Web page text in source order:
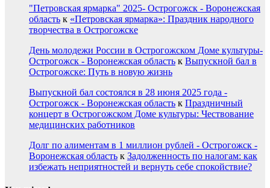
"Петровская ярмарка" 2025- Острогожск - Воронежская
область к «Петровская ярмарка»: Праздник народного
творчества в Острогожске
День молодежи России в Острогожском Доме культуры-
Острогожск - Воронежская область к Выпускной бал в
Острогожске: Путь в новую жизнь
Выпускной бал состоялся в 28 июня 2025 года -
Острогожск - Воронежская область к Праздничный
концерт в Острогожском Доме культуры: Чествование
медицинских работников
Долг по алиментам в 1 миллион рублей - Острогожск -
Воронежская область к Задолженность по налогам: как
избежать неприятностей и вернуть себе спокойствие?